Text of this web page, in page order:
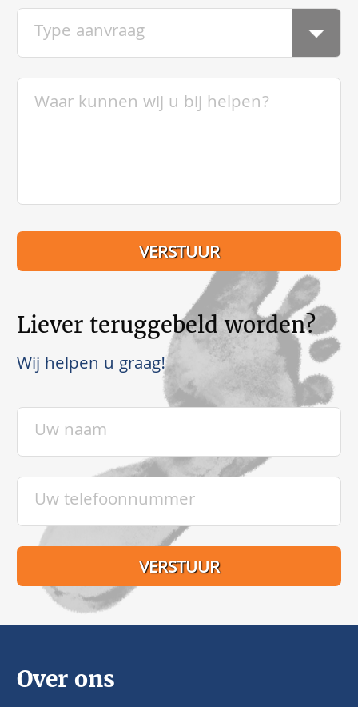
Liever teruggebeld worden?
Wij helpen u graag!
Over ons